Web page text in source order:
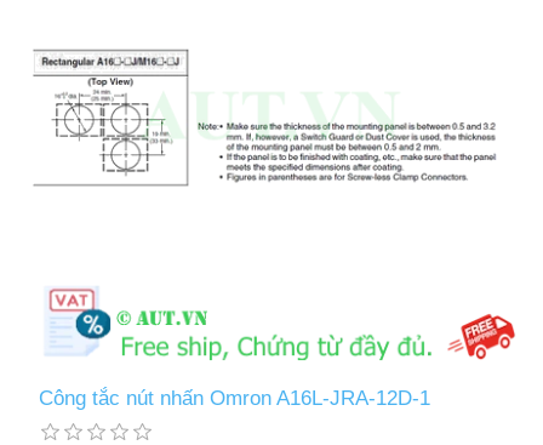
Công tắc nút nhấn Omron A16L-JRA-12D-1